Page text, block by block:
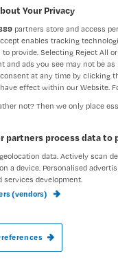
Wil je
In Duitsland
verdacht van
een aantal
Your Privacy
partners store and access
enables tracking
to provide. Selecting Reject All
and ads you see may not be
at any time by clicking
effect within our Website.
not? Then we only place
partners process data to
data. Actively scan
a device. Personalised
services development.
(vendors)